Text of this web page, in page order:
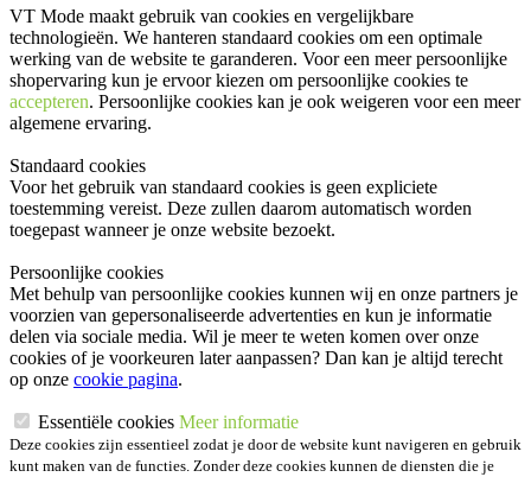
VT Mode maakt gebruik van cookies en vergelijkbare
technologieën. We hanteren standaard cookies om een optimale
werking van de website te garanderen. Voor een meer persoonlijke
shopervaring kun je ervoor kiezen om persoonlijke cookies te
accepteren. Persoonlijke cookies kan je ook weigeren voor een meer
algemene ervaring.
Standaard cookies
Voor het gebruik van standaard cookies is geen expliciete
toestemming vereist. Deze zullen daarom automatisch worden
toegepast wanneer je onze website bezoekt.
Persoonlijke cookies
Met behulp van persoonlijke cookies kunnen wij en onze partners je
voorzien van gepersonaliseerde advertenties en kun je informatie
delen via sociale media. Wil je meer te weten komen over onze
cookies of je voorkeuren later aanpassen? Dan kan je altijd terecht
op onze cookie pagina.
Essentiële cookies Meer informatie
Deze cookies zijn essentieel zodat je door de website kunt navigeren en gebruik
kunt maken van de functies. Zonder deze cookies kunnen de diensten die je